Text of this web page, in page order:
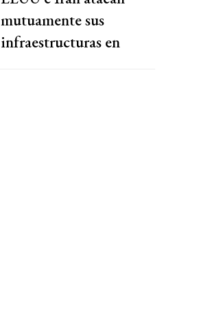
mutuamente sus
infraestructuras en